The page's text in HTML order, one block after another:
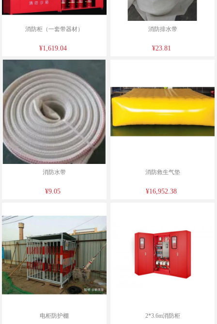
消防柜（一套带器材）
¥1,619.04
消防排水带
¥23.81
消防水带
¥9.05
消防救生气垫
¥16,952.38
电柜防护棚 2*3.6m消防柜